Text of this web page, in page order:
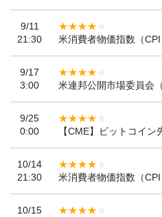
9/11
21:30
米消費者物価指数（
9/17
3:00
米連邦公開市場委員会
9/25
0:00
【CME】ビットコイン
10/14
21:30
米消費者物価指数（
10/15